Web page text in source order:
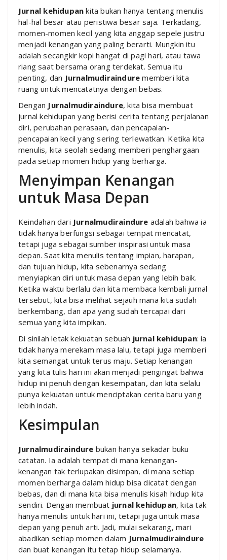
Jurnal kehidupan kita bukan hanya tentang menulis
hal-hal besar atau peristiwa besar saja. Terkadang,
momen-momen kecil yang kita anggap sepele justru
menjadi kenangan yang paling berarti. Mungkin itu
adalah secangkir kopi hangat di pagi hari, atau tawa
riang saat bersama orang terdekat. Semua itu
penting, dan Jurnalmudiraindure memberi kita
ruang untuk mencatatnya dengan bebas.
Dengan Jurnalmudiraindure, kita bisa membuat
jurnal kehidupan yang berisi cerita tentang perjalanan
diri, perubahan perasaan, dan pencapaian-
pencapaian kecil yang sering terlewatkan. Ketika kita
menulis, kita seolah sedang memberi penghargaan
pada setiap momen hidup yang berharga.
Menyimpan Kenangan
untuk Masa Depan
Keindahan dari Jurnalmudiraindure adalah bahwa ia
tidak hanya berfungsi sebagai tempat mencatat,
tetapi juga sebagai sumber inspirasi untuk masa
depan. Saat kita menulis tentang impian, harapan,
dan tujuan hidup, kita sebenarnya sedang
menyiapkan diri untuk masa depan yang lebih baik.
Ketika waktu berlalu dan kita membaca kembali jurnal
tersebut, kita bisa melihat sejauh mana kita sudah
berkembang, dan apa yang sudah tercapai dari
semua yang kita impikan.
Di sinilah letak kekuatan sebuah jurnal kehidupan: ia
tidak hanya merekam masa lalu, tetapi juga memberi
kita semangat untuk terus maju. Setiap kenangan
yang kita tulis hari ini akan menjadi pengingat bahwa
hidup ini penuh dengan kesempatan, dan kita selalu
punya kekuatan untuk menciptakan cerita baru yang
lebih indah.
Kesimpulan
Jurnalmudiraindure bukan hanya sekadar buku
catatan. Ia adalah tempat di mana kenangan-
kenangan tak terlupakan disimpan, di mana setiap
momen berharga dalam hidup bisa dicatat dengan
bebas, dan di mana kita bisa menulis kisah hidup kita
sendiri. Dengan membuat jurnal kehidupan, kita tak
hanya menulis untuk hari ini, tetapi juga untuk masa
depan yang penuh arti. Jadi, mulai sekarang, mari
abadikan setiap momen dalam Jurnalmudiraindure
dan buat kenangan itu tetap hidup selamanya.